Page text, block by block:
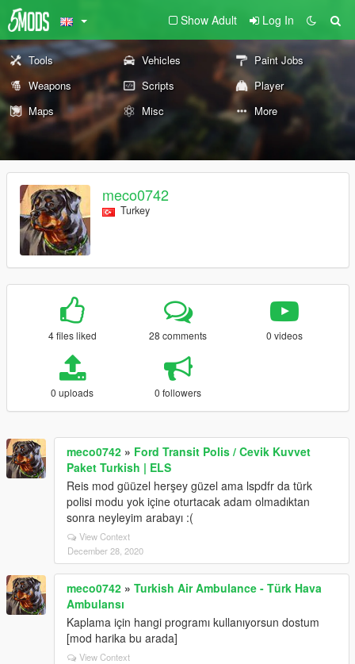
Show Adult Log In
Tools Vehicles
Paint Jobs
Weapons
Scripts
Player
Maps
Misc More
meco0742
Turkey
4 files liked 28 comments 0 videos
0 uploads 0 followers
meco0742 » Ford Transit Polis / Cevik Kuvvet
Paket Turkish | ELS
Reis mod güüzel herşey güzel ama lspdfr da türk
polisi modu yok içine oturtacak adam olmadıktan
sonra neyleyim arabayı :(
View Context
December 28, 2020
meco0742 » Turkish Air Ambulance - Türk Hava
Ambulansı
Kaplama için hangi programı kullanıyorsun dostum
[mod harika bu arada]
View Context